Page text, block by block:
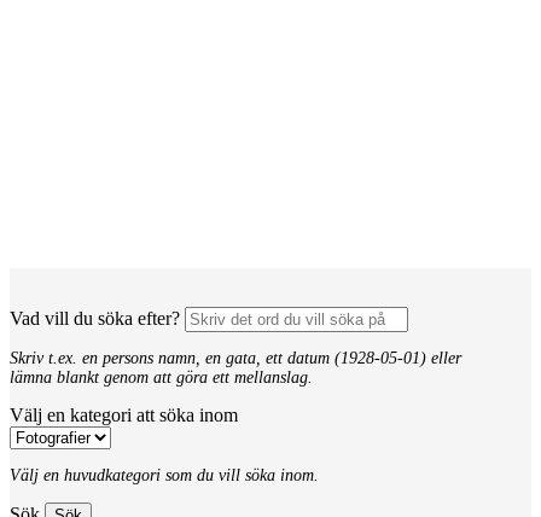
Vad vill du söka efter?
Skriv t.ex. en persons namn, en gata, ett datum (1928-05-01) eller
lämna blankt genom att göra ett mellanslag.
Välj en kategori att söka inom
Välj en huvudkategori som du vill söka inom.